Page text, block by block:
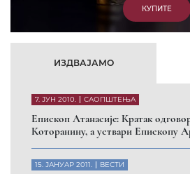
КУПИТЕ
ИЗДВАЈАМО
7. ЈУН 2010. САОПШТЕЊА
Eпископ Атанасије: Кратак
Которанину, а уствари Епископу
15. ЈАНУАР 2011. ВЕСТИ